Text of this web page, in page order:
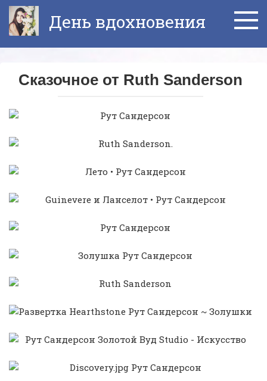
Перейти
контенту
День вдохновения
Сказочное от Ruth Sanderson